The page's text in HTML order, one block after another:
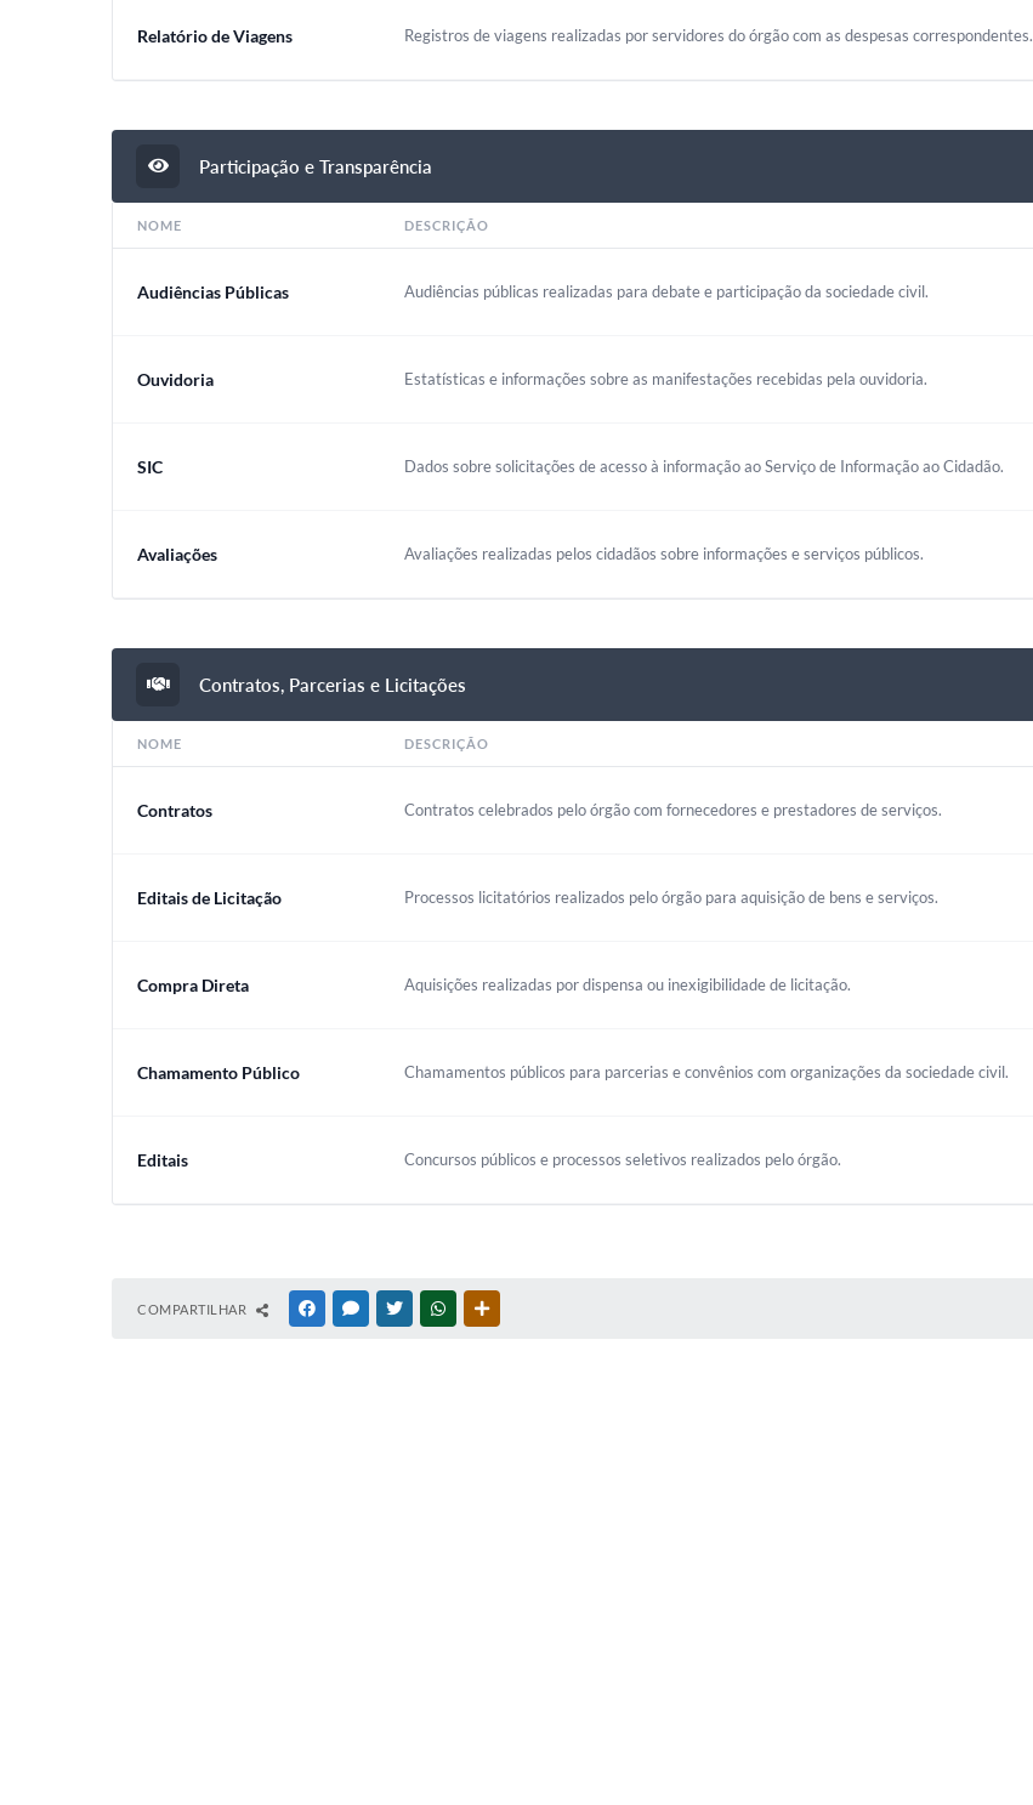
Relatório de Viagens Registros de viagens realizadas por servidores do órgão com as despesas correspondentes.
Participação e Transparência
NOME DESCRIÇÃO
Audiências Públicas Audiências públicas realizadas para debate e participação da sociedade civil.
Ouvidoria Estatísticas e informações sobre as manifestações recebidas pela ouvidoria.
SIC Dados sobre solicitações de acesso à informação ao Serviço de Informação ao Cidadão.
Avaliações Avaliações realizadas pelos cidadãos sobre informações e serviços públicos.
Contratos, Parcerias e Licitações
NOME DESCRIÇÃO
Contratos Contratos celebrados pelo órgão com fornecedores e prestadores de serviços.
Editais de Licitação Processos licitatórios realizados pelo órgão para aquisição de bens e serviços.
Compra Direta Aquisições realizadas por dispensa ou inexigibilidade de licitação.
Chamamento Público Chamamentos públicos para parcerias e convênios com organizações da sociedade civil.
Editais Concursos públicos e processos seletivos realizados pelo órgão.
COMPARTILHAR FACEBOOKMESSENGER
TWITTERWHATSAPP